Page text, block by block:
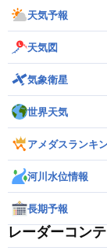
天気予報
天気図
気象衛星
世界天気
アメダスランキ
河川水位情報
長期予報
レーダーコン